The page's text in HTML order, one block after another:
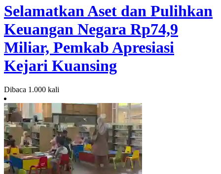
Selamatkan Aset dan Pulihkan
Keuangan Negara Rp74,9
Miliar, Pemkab Apresiasi
Kejari Kuansing
Dibaca 1.000 kali